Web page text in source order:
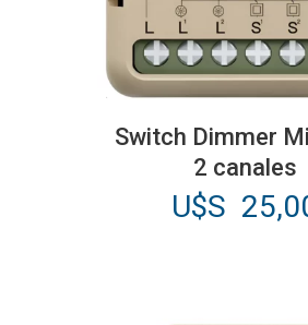
Switch Dimmer
2 canales
U$S